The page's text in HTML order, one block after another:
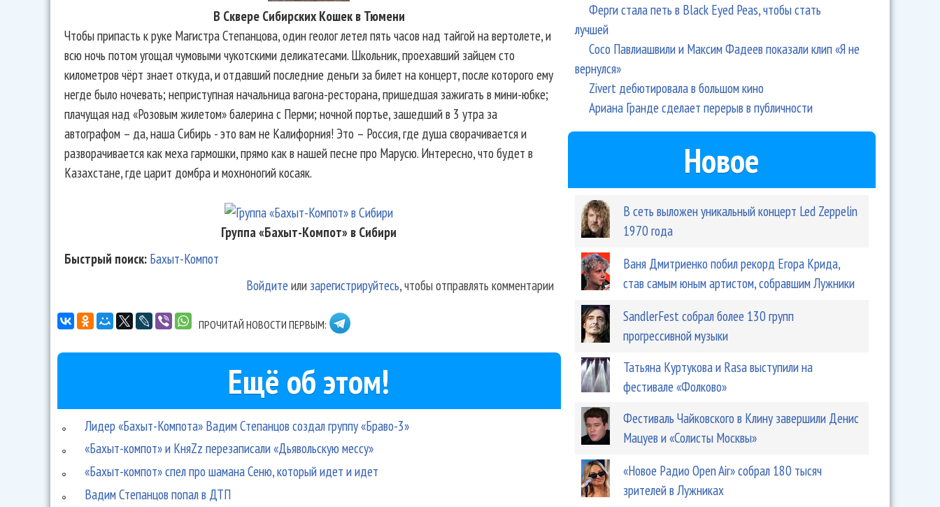
В Сквере Сибирских Кошек в Тюмени
Чтобы припасть к руке Магистра Степанцова, один геолог летел пять часов над тайгой на вертолете, и
всю ночь потом угощал чумовыми чукотскими деликатесами. Школьник, проехавший зайцем сто
километров чёрт знает откуда, и отдавший последние деньги за билет на концерт, после которого ему
негде было ночевать; неприступная начальница вагона-ресторана, пришедшая зажигать в мини-юбке;
плачущая над «Розовым жилетом» балерина с Перми; ночной портье, зашедший в 3 утра за
автографом – да, наша Сибирь - это вам не Калифорния! Это – Россия, где душа сворачивается и
разворачивается как меха гармошки, прямо как в нашей песне про Марусю. Интересно, что будет в
Казахстане, где царит домбра и мохноногий косаяк.
Группа «Бахыт-Компот» в Сибири
Быстрый поиск: Бахыт-Компот
Войдите или зарегистрируйтесь, чтобы отправлять комментарии
ПРОЧИТАЙ НОВОСТИ ПЕРВЫМ:
Ещё об этом!
Лидер «Бахыт-Компота» Вадим Степанцов создал группу «Браво-3»
«Бахыт-компот» и КняZz перезаписали «Дьявольскую мессу»
«Бахыт-компот» спел про шамана Сеню, который идет и идет
Вадим Степанцов попал в ДТП
Ферги стала петь в Black Eyed Peas, чтобы стать
лучшей
Сосо Павлиашвили и Максим Фадеев показали клип «Я не
вернулся»
Zivert дебютировала в большом кино
Ариана Гранде сделает перерыв в публичности
Новое
В сеть выложен уникальный концерт Led Zeppelin
1970 года
Ваня Дмитриенко побил рекорд Егора Крида,
став самым юным артистом, собравшим Лужники
SandlerFest собрал более 130 групп
прогрессивной музыки
Татьяна Куртукова и Rasa выступили на
фестивале «Фолково»
Фестиваль Чайковского в Клину завершили Денис
Мацуев и «Солисты Москвы»
«Новое Радио Open Air» собрал 180 тысяч
зрителей в Лужниках